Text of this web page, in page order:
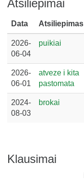
Atsiliepimai
Data Atsiliepimas
2026-
06-04
puikiai
2026-
06-01
atveze i kita
pastomata
2024-
08-03
brokai
Klausimai